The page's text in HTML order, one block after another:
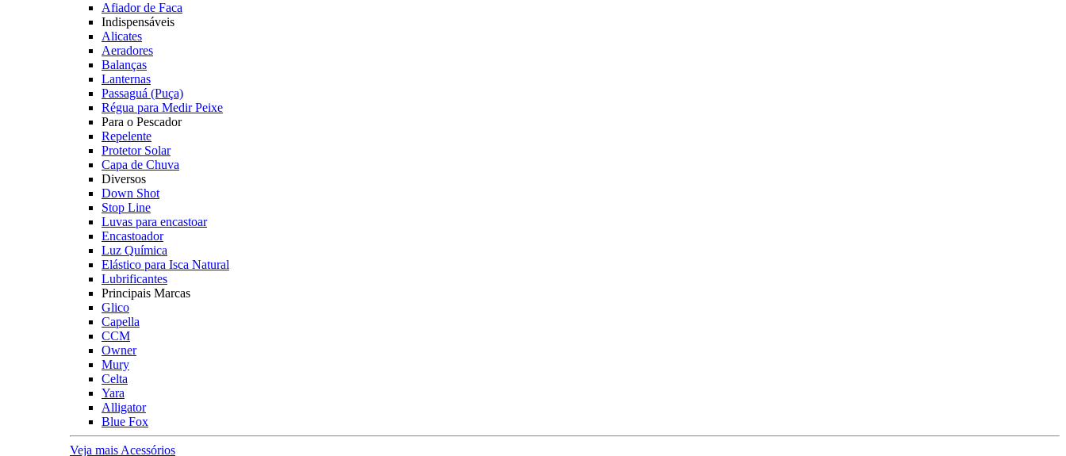
Afiador de Faca
Indispensáveis
Alicates
Aeradores
Balanças
Lanternas
Passaguá (Puça)
Régua para Medir Peixe
Para o Pescador
Repelente
Protetor Solar
Capa de Chuva
Diversos
Down Shot
Stop Line
Luvas para encastoar
Encastoador
Luz Química
Elástico para Isca Natural
Lubrificantes
Principais Marcas
Glico
Capella
CCM
Owner
Mury
Celta
Yara
Alligator
Blue Fox
Veja mais Acessórios